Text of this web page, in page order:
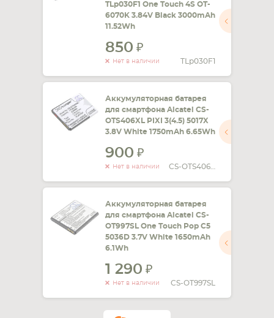
TLp030F1 One Touch 4S OT-
6070K 3.84V Black 3000mAh
11.52Wh
850
Нет в наличии TLp030F1
Аккумуляторная батарея
для смартфона Alcatel CS-
OTS406XL PIXI 3(4.5) 5017X
3.8V White 1750mAh 6.65Wh
900
Нет в наличии
Аккумуляторная батарея
для смартфона Alcatel CS-
OT997SL One Touch Pop C5
5036D 3.7V White 1650mAh
6.1Wh
1 290
Нет в наличии CS-OT997SL